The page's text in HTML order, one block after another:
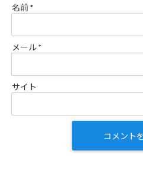
名前*
メール*
サイト